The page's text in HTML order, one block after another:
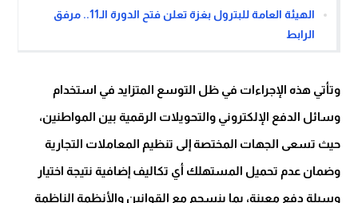
الهيئة العامة للبترول بغزة تعلن فتح الدورة الـ11.. مرفق
الرابط
وتأتي هذه الإجراءات في ظل التوسع المتزايد في استخدام
وسائل الدفع الإلكتروني والتحويلات الرقمية بين المواطنين،
حيث تسعى الجهات المختصة إلى تنظيم المعاملات التجارية
وضمان عدم تحميل المستهلك أي تكاليف إضافية نتيجة اختيار
وسيلة دفع معينة، بما ينسجم مع القوانين والأنظمة الناظمة